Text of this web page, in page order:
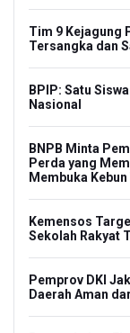
Tim 9 Kejagung
Tersangka dan
BPIP: Satu
Nasional
BNPB Minta
Perda yang
Membuka
Kemensos
Sekolah Rakyat
Pemprov DKI
Daerah Aman